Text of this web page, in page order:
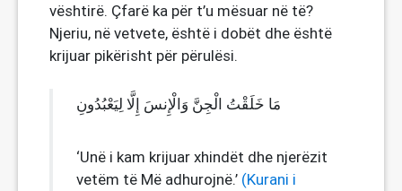
vështirë. Çfarë ka për t’u mësuar në të?
Njeriu, në vetvete, është i dobët dhe është
krijuar pikërisht për përulësi.
مَا خَلَقْتُ الْجِنَّ وَالْإِنسَ إِلَّا لِيَعْبُدُونِ
‘Unë i kam krijuar xhindët dhe njerëzit
vetëm të Më adhurojnë.’ (Kurani i